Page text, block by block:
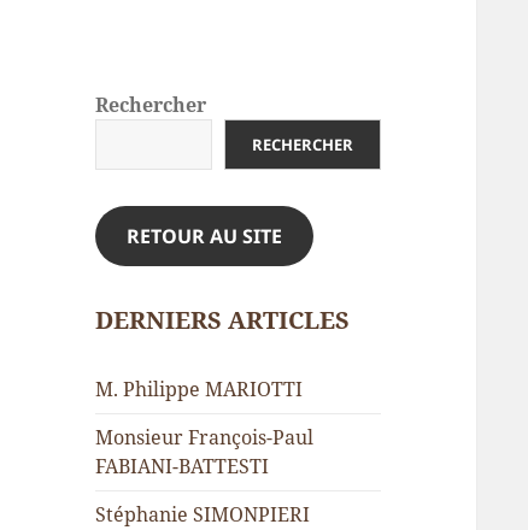
Rechercher
RECHERCHER
RETOUR AU SITE
DERNIERS ARTICLES
M. Philippe MARIOTTI
Monsieur François-Paul
FABIANI-BATTESTI
Stéphanie SIMONPIERI